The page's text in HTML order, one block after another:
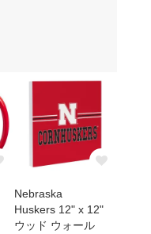
Nebraska
Huskers 12" x 12"
ウッド ウォール